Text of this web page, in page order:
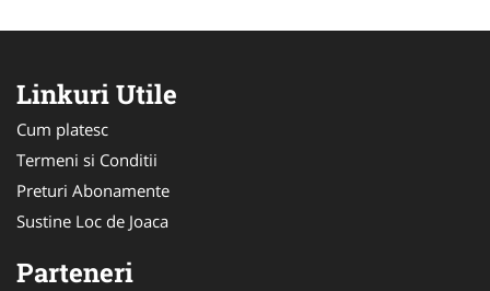
Linkuri Utile
Cum platesc
Termeni si Conditii
Preturi Abonamente
Sustine Loc de Joaca
Parteneri